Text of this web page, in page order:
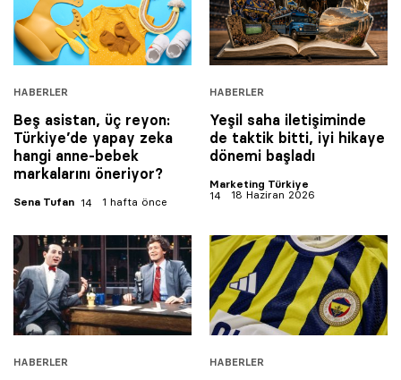
HABERLER
Beş asistan, üç reyon:
Türkiye’de yapay zeka
hangi anne-bebek
markalarını öneriyor?
Sena Tufan 1 hafta önce
HABERLER
Yeşil saha iletişiminde
de taktik bitti, iyi hikaye
dönemi başladı
Marketing Türkiye
18 Haziran 2026
HABERLER HABERLER